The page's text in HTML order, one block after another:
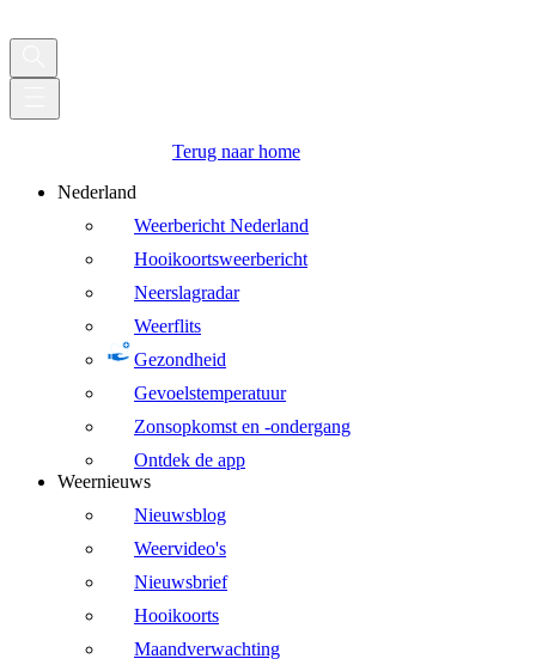
Terug naar home
Nederland
Weerbericht Nederland
Hooikoortsweerbericht
Neerslagradar
Weerflits
Gezondheid
Gevoelstemperatuur
Zonsopkomst en -ondergang
Ontdek de app
Weernieuws
Nieuwsblog
Weervideo's
Nieuwsbrief
Hooikoorts
Maandverwachting